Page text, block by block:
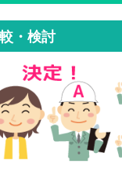
・検討